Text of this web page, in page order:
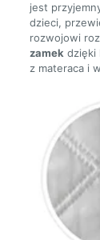
jest
dzieci,
rozwojowi
zamekdzięki
z materaca i